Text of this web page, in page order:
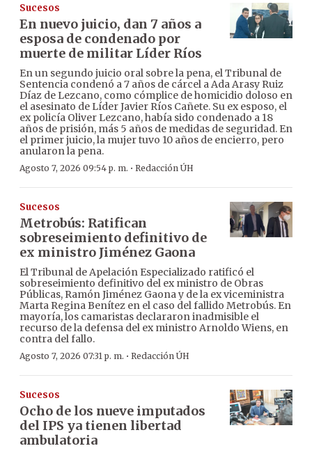
Sucesos
En nuevo juicio, dan 7 años a
esposa de condenado por
muerte de militar Líder Ríos
En un segundo juicio oral sobre la pena, el Tribunal de
Sentencia condenó a 7 años de cárcel a Ada Arasy Ruiz
Díaz de Lezcano, como cómplice de homicidio doloso en
el asesinato de Líder Javier Ríos Cañete. Su ex esposo, el
ex policía Oliver Lezcano, había sido condenado a 18
años de prisión, más 5 años de medidas de seguridad. En
el primer juicio, la mujer tuvo 10 años de encierro, pero
anularon la pena.
Agosto 7, 2026 09:54 p. m. · Redacción ÚH
Sucesos
Metrobús: Ratifican
sobreseimiento definitivo de
ex ministro Jiménez Gaona
El Tribunal de Apelación Especializado ratificó el
sobreseimiento definitivo del ex ministro de Obras
Públicas, Ramón Jiménez Gaona y de la ex viceministra
Marta Regina Benítez en el caso del fallido Metrobús. En
mayoría, los camaristas declararon inadmisible el
recurso de la defensa del ex ministro Arnoldo Wiens, en
contra del fallo.
Agosto 7, 2026 07:31 p. m. · Redacción ÚH
Sucesos
Ocho de los nueve imputados
del IPS ya tienen libertad
ambulatoria